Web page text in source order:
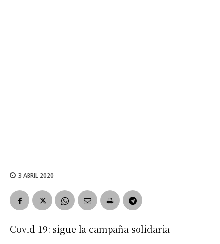
3 ABRIL 2020
Covid 19: sigue la campaña solidaria